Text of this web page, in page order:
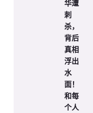
华遭
刺
杀，
背后
真相
浮出
水
面！
和每
个人